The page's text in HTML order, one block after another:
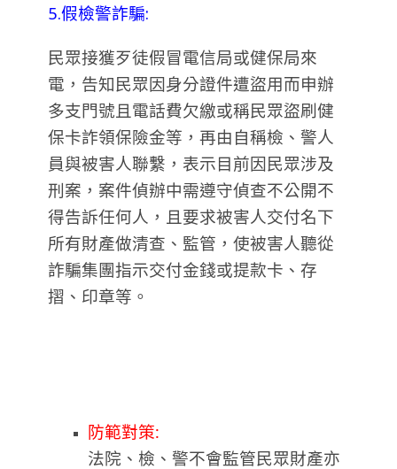
5.假檢警詐騙:
民眾接獲歹徒假冒電信局或健保局來
電，告知民眾因身分證件遭盜用而申辦
多支門號且電話費欠繳或稱民眾盜刷健
保卡詐領保險金等，再由自稱檢、警人
員與被害人聯繫，表示目前因民眾涉及
刑案，案件偵辦中需遵守偵查不公開不
得告訴任何人，且要求被害人交付名下
所有財產做清查、監管，使被害人聽從
詐騙集團指示交付金錢或提款卡、存
摺、印章等。
防範對策:
法院、檢、警不會監管民眾財產亦